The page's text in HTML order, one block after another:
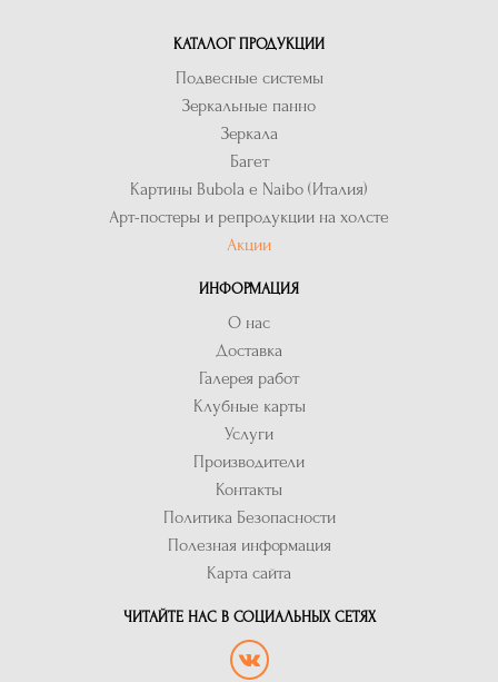
КАТАЛОГ ПРОДУКЦИИ
Подвесные системы
Зеркальные панно
Зеркала
Багет
Картины Bubola e Naibo (Италия)
Арт-постеры и репродукции на холсте
Акции
ИНФОРМАЦИЯ
О нас
Доставка
Галерея работ
Клубные карты
Услуги
Производители
Контакты
Политика Безопасности
Полезная информация
Карта сайта
ЧИТАЙТЕ НАС В СОЦИАЛЬНЫХ СЕТЯХ